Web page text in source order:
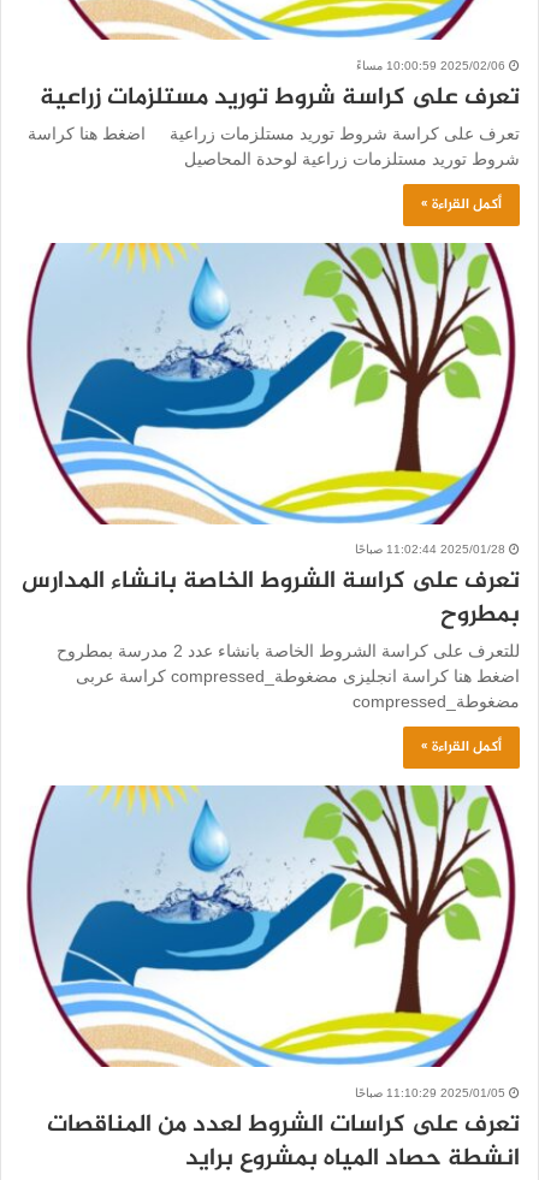
2025/02/06 10:00:59 مساءً
تعرف على كراسة شروط توريد مستلزمات زراعية
تعرف على كراسة شروط توريد مستلزمات زراعية اضغط هنا كراسة
شروط توريد مستلزمات زراعية لوحدة المحاصيل
أكمل القراءة »
2025/01/28 11:02:44 صباحًا
تعرف على كراسة الشروط الخاصة بانشاء المدارس
بمطروح
للتعرف على كراسة الشروط الخاصة بانشاء عدد 2 مدرسة بمطروح
اضغط هنا كراسة انجليزى مضغوطة_compressed كراسة عربى
مضغوطة_compressed
أكمل القراءة »
2025/01/05 11:10:29 صباحًا
تعرف على كراسات الشروط لعدد من المناقصات
انشطة حصاد المياه بمشروع برايد